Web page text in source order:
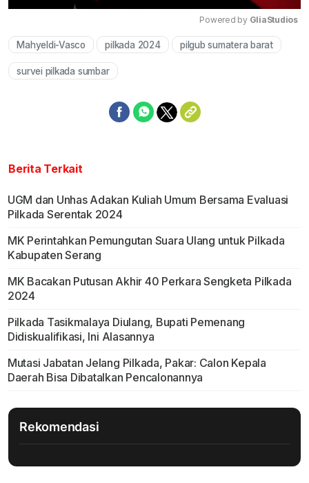
Mute
Powered by GliaStudios
Mahyeldi-Vasco pilkada 2024 pilgub sumatera barat
survei pilkada sumbar
Berita Terkait
UGM dan Unhas Adakan Kuliah Umum Bersama Evaluasi
Pilkada Serentak 2024
MK Perintahkan Pemungutan Suara Ulang untuk Pilkada
Kabupaten Serang
MK Bacakan Putusan Akhir 40 Perkara Sengketa Pilkada
2024
Pilkada Tasikmalaya Diulang, Bupati Pemenang
Didiskualifikasi, Ini Alasannya
Mutasi Jabatan Jelang Pilkada, Pakar: Calon Kepala
Daerah Bisa Dibatalkan Pencalonannya
Rekomendasi